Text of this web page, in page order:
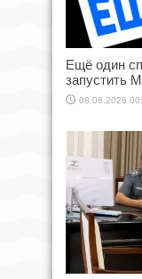
Ещё один
запустить
08.08.2026